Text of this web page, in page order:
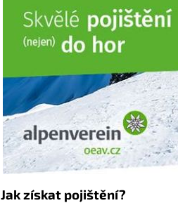
Jak získat pojištění?